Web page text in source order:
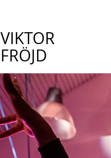
VIKTOR
FRÖJD